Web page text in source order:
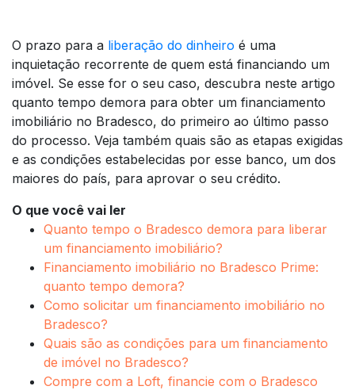
O prazo para a liberação do dinheiro é uma
inquietação recorrente de quem está financiando um
imóvel. Se esse for o seu caso, descubra neste artigo
quanto tempo demora para obter um financiamento
imobiliário no Bradesco, do primeiro ao último passo
do processo. Veja também quais são as etapas exigidas
e as condições estabelecidas por esse banco, um dos
maiores do país, para aprovar o seu crédito.
O que você vai ler
Quanto tempo o Bradesco demora para liberar
um financiamento imobiliário?
Financiamento imobiliário no Bradesco Prime:
quanto tempo demora?
Como solicitar um financiamento imobiliário no
Bradesco?
Quais são as condições para um financiamento
de imóvel no Bradesco?
Compre com a Loft, financie com o Bradesco